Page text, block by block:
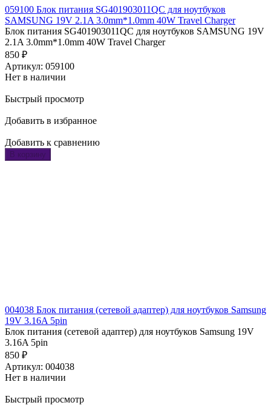
059100 Блок питания SG401903011QC для ноутбуков
SAMSUNG 19V 2.1A 3.0mm*1.0mm 40W Travel Charger
Блок питания SG401903011QC для ноутбуков SAMSUNG 19V
2.1A 3.0mm*1.0mm 40W Travel Charger
850 ₽
Артикул: 059100
Нет в наличии
Быстрый просмотр
Добавить в избранное
Добавить к сравнению
В корзину
004038 Блок питания (сетевой адаптер) для ноутбуков Samsung
19V 3.16A 5pin
Блок питания (сетевой адаптер) для ноутбуков Samsung 19V
3.16A 5pin
850 ₽
Артикул: 004038
Нет в наличии
Быстрый просмотр